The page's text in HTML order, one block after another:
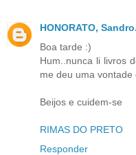
HONORATO, Sandro.
Boa tarde :)
Hum..nunca li livros
me deu uma vontade
Beijos e cuidem-se
RIMAS DO PRETO
Responder